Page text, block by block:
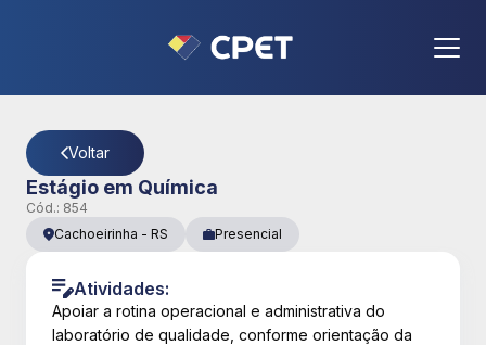
Voltar
Estágio em Química
Cód.: 854
Cachoeirinha - RS Presencial
Atividades:
Apoiar a rotina operacional e administrativa do
laboratório de qualidade, conforme orientação da